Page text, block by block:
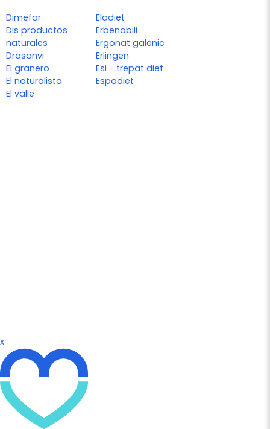
Dimefar
Dis productos
naturales
Drasanvi
El granero
El naturalista
El valle
Eladiet
Erbenobili
Ergonat galenic
Erlingen
Esi - trepat diet
Espadiet
x